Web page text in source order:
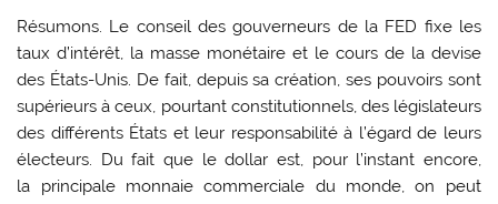
Résumons. Le conseil des gouverneurs de la FED fixe les
taux d’intérêt, la masse monétaire et le cours de la devise
des États-Unis. De fait, depuis sa création, ses pouvoirs sont
supérieurs à ceux, pourtant constitutionnels, des législateurs
des différents États et leur responsabilité à l’égard de leurs
électeurs. Du fait que le dollar est, pour l’instant encore,
la principale monnaie commerciale du monde, on peut